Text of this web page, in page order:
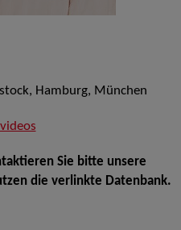
Hamburg, München
Sie bitte unsere
die verlinkte Datenbank.